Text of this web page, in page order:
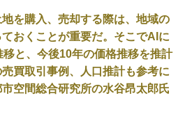
を購入、売却する際は、地域の
おくことが重要だ。そこでAIに
と、今後10年の価格推移を推計
買取引事例、人口推計も参考に
空間総合研究所の水谷昂太郎氏